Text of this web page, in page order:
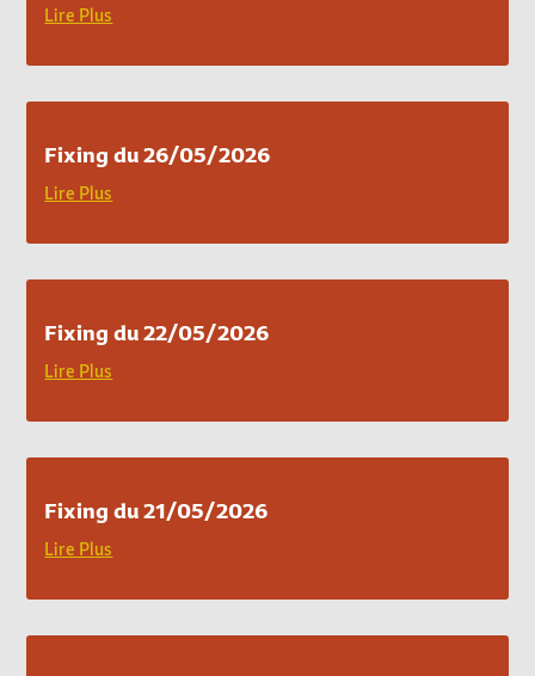
Lire Plus
Fixing du 26/05/2026
Lire Plus
Fixing du 22/05/2026
Lire Plus
Fixing du 21/05/2026
Lire Plus